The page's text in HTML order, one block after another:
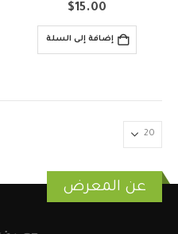
$15.00
إضافة إلى السلة
عن المعرض